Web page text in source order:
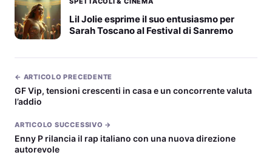
Lil Jolie esprime il suo entusiasmo per
Sarah Toscano al Festival di Sanremo
← ARTICOLO PRECEDENTE
GF Vip, tensioni crescenti in casa e un concorrente valuta
l’addio
ARTICOLO SUCCESSIVO →
Enny P rilancia il rap italiano con una nuova direzione
autorevole